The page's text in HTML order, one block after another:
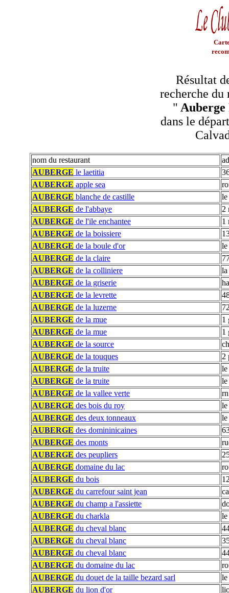
Résultat
recherche du
"
dans le
nom du restaurant
AUBERGE le laetitia
AUBERGE apple sea
AUBERGE blanche de castille
le
AUBERGE de l'abbaye
2
AUBERGE de l'ile enchantee
1
AUBERGE de la boissiere
AUBERGE de la boule d'or
le
AUBERGE de la claire
AUBERGE de la colliniere
AUBERGE de la griserie
AUBERGE de la levrette
AUBERGE de la luzerne
AUBERGE de la mue
1
AUBERGE de la mue
1
AUBERGE de la source
AUBERGE de la touques
2
AUBERGE de la truite
le
AUBERGE de la truite
le
AUBERGE de la vallee verte
AUBERGE des bois du roy
le
AUBERGE des deux tonneaux
le
AUBERGE des domininicaines
AUBERGE des monts
AUBERGE des peupliers
AUBERGE domaine du lac
AUBERGE du bois
AUBERGE du carrefour saint jean
AUBERGE du champ a l'assiette
AUBERGE du charkla
le
AUBERGE du cheval blanc
AUBERGE du cheval blanc
AUBERGE du cheval blanc
AUBERGE du domaine du lac
AUBERGE du douet de la taille bezard sarl
le
AUBERGE du lion d'or